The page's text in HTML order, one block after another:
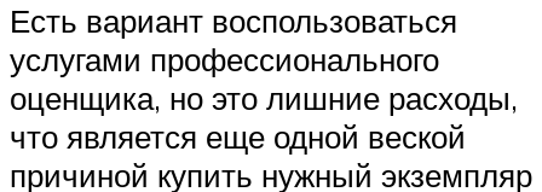
Есть вариант воспользоваться
услугами профессионального
оценщика, но это лишние расходы,
что является еще одной веской
причиной купить нужный экземпляр